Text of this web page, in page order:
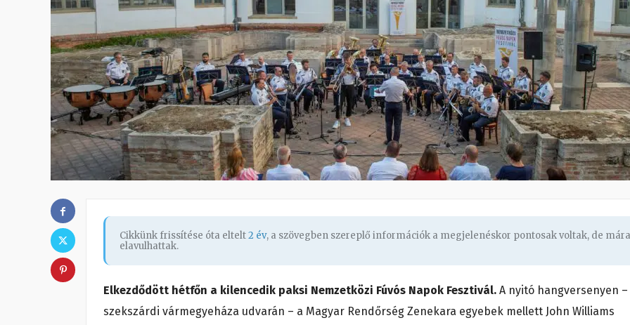
Cikkünk frissítése óta eltelt2 év, a szövegben szereplő információk a megjelenéskor pontosak voltak, de mára
elavulhattak.
Elkezdődött hétfőn a kilencedik paksi Nemzetközi Fúvós Napok Fesztivál. A nyitó hangversenyen –
szekszárdi vármegyeháza udvarán – a Magyar Rendőrség Zenekara egyebek mellett John Williams